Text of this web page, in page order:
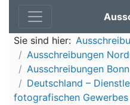
Sie sind hier:
Ausschreibungen
Ausschreibungen Bonn
Deutschland –
fotografischen